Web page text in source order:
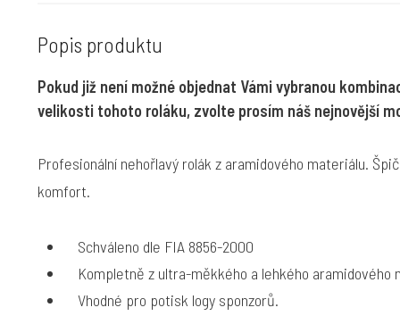
Popis produktu
Pokud již není možné objednat Vámi vybranou
velikosti tohoto roláku, zvolte prosím náš nejnovější
Profesionální nehořlavý rolák z aramidového materiálu.
komfort.
Schváleno dle FIA 8856-2000
Kompletně z ultra-měkkého a lehkého aramidového
Vhodné pro potisk logy sponzorů.